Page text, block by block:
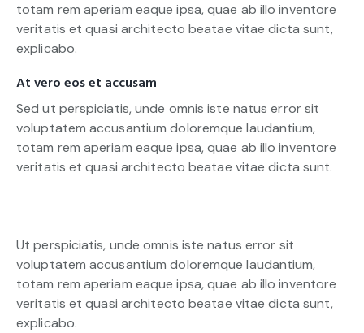
totam rem aperiam eaque ipsa, quae ab illo inventore
veritatis et quasi architecto beatae vitae dicta sunt,
explicabo.
At vero eos et accusam
Sed ut perspiciatis, unde omnis iste natus error sit
voluptatem accusantium doloremque laudantium,
totam rem aperiam eaque ipsa, quae ab illo inventore
veritatis et quasi architecto beatae vitae dicta sunt.
Ut perspiciatis, unde omnis iste natus error sit
voluptatem accusantium doloremque laudantium,
totam rem aperiam eaque ipsa, quae ab illo inventore
veritatis et quasi architecto beatae vitae dicta sunt,
explicabo.